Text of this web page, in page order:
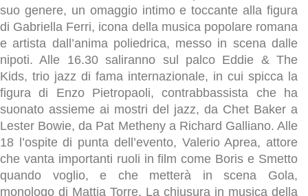
suo genere, un omaggio intimo e toccante alla figura
di Gabriella Ferri, icona della musica popolare romana
e artista dall’anima poliedrica, messo in scena dalle
nipoti. Alle 16.30 saliranno sul palco Eddie & The
Kids, trio jazz di fama internazionale, in cui spicca la
figura di Enzo Pietropaoli, contrabbassista che ha
suonato assieme ai mostri del jazz, da Chet Baker a
Lester Bowie, da Pat Metheny a Richard Galliano. Alle
18 l’ospite di punta dell’evento, Valerio Aprea, attore
che vanta importanti ruoli in film come Boris e Smetto
quando voglio, e che metterà in scena Gola,
monologo di Mattia Torre. La chiusura in musica della